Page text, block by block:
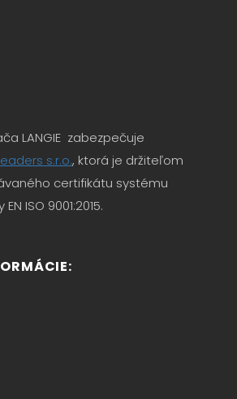
LANGIE zabezpečuje
s.r.o., ktorá je držiteľom
certifikátu systému
ISO 9001:2015.